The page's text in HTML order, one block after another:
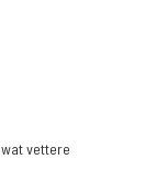
vettere